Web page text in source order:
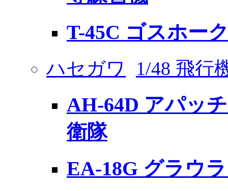
T-45C ゴスホー
ハセガワ 1/48 飛行
AH-64D アパッ
衛隊
EA-18G グラウ